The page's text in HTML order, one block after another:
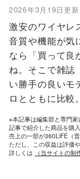
2026年3月19日更新
激安のワイヤレ
音質や機能が
なら「買って良
ね。そこで雑誌
い勝手の良いモ
ロとともに比較
※本記事は編集部と専門家
記事で紹介した商品を購
売上の一部が360LiFE（
ただし、この収益は評価
詳しくは
（当サイトの制